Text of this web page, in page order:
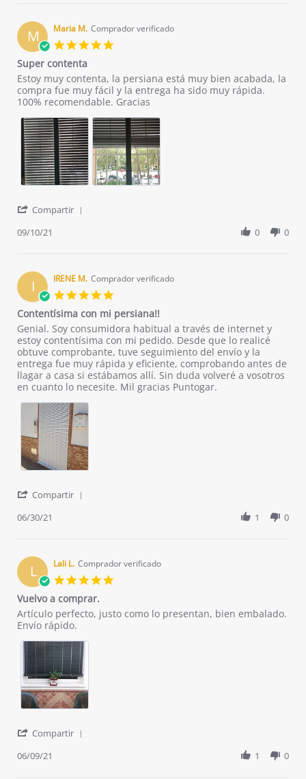
on
23
Feb
2022
M Maria M. Comprador verificado
Super contenta
Review
by
Maria
on
10
Sep
2021
review
stating
Super
Estoy muy contenta, la persiana está muy bien acabada, la
compra fue muy fácil y la entrega ha sido muy rápida.
100% recomendable. Gracias
Compartir
on
10
Sep
2021
09/10/21 0 0
I IRENE M. Comprador verificado
rating
Contentísima con mi persiana!!
Review
by
IRENE
M.
on
30
2021
review
stating
Contentísima
con
mi
persiana!!
Genial. Soy consumidora habitual a través de internet y
estoy contentísima con mi pedido. Desde que lo realicé
obtuve comprobante, tuve seguimiento del envío y la
entrega fue muy rápida y eficiente, comprobando antes de
llagar a casa si estábamos allí. Sin duda volveré a vosotros
en cuanto lo necesite. Mil gracias Puntogar.
Compartir
on
30
Jun
2021
06/30/21 1 0
L Lali L. Comprador verificado
Vuelvo a comprar.
Review
by
L.
Jun
2021
review
stating
comprar.
Artículo perfecto, justo como lo presentan, bien embalado.
Envío rápido.
Compartir
06/09/21 1 0